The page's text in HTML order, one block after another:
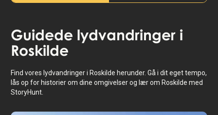
Guidede lydvandringer i
Roskilde
Find vores lydvandringer i Roskilde herunder. Gå i dit eget tempo,
lås op for historier om dine omgivelser og lær om Roskilde med
StoryHunt.